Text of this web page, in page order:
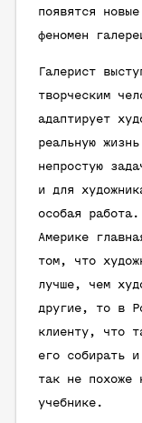
появятся
феномен
Галерист
творческим
адаптирует
реальную
непростую
и для
особая
Америке
том, что
лучше, чем
другие, то в
клиенту, что
его собирать
так не похоже
учебнике.